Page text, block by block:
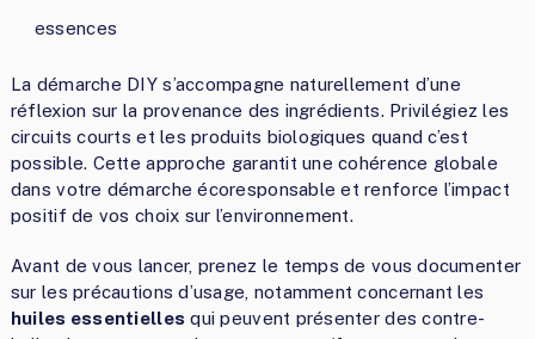
essences
La démarche DIY s’accompagne naturellement d’une
réflexion sur la provenance des ingrédients. Privilégiez les
circuits courts et les produits biologiques quand c’est
possible. Cette approche garantit une cohérence globale
dans votre démarche écoresponsable et renforce l’impact
positif de vos choix sur l’environnement.
Avant de vous lancer, prenez le temps de vous documenter
sur les précautions d’usage, notamment concernant les
huiles essentielles qui peuvent présenter des contre-